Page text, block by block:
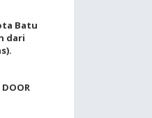
Batu
dari
DOOR